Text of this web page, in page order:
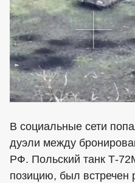
В социальные сети
дуэли между
РФ. Польский танк Т-
позицию, был встречен